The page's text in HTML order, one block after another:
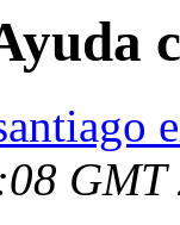
GMT